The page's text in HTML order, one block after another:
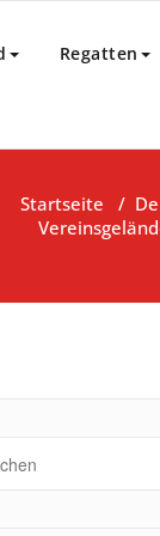
Regatten
Startseite /